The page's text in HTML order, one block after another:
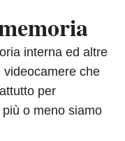
interna ed altre
che
per
o meno siamo